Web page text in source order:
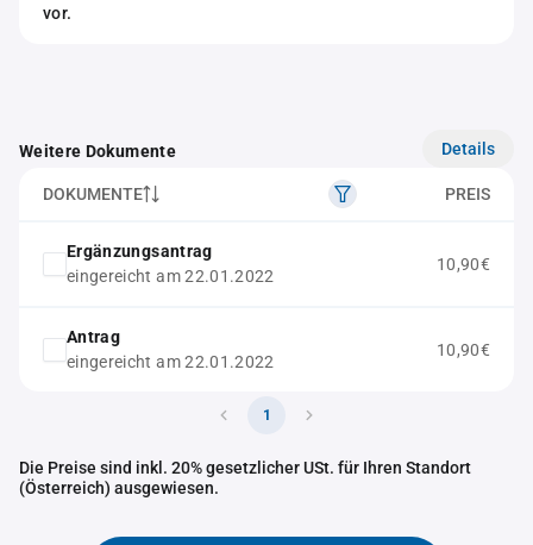
vor.
Weitere Dokumente Details
DOKUMENTE PREIS
Ergänzungsantrag
eingereicht am 22.01.2022
10,90€
Antrag
eingereicht am 22.01.2022
10,90€
1
Die Preise sind inkl. 20% gesetzlicher USt. für Ihren Standort
(Österreich) ausgewiesen.